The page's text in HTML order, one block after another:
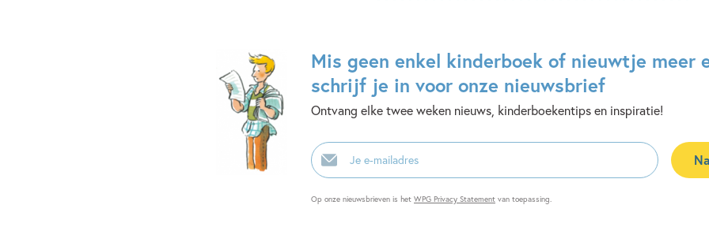
Mis geen enkel kinderboek of nieuwtje meer
schrijf je in voor onze nieuwsbrief
Ontvang elke twee weken nieuws, kinderboekentips en inspiratie!
E-
mailadres
Op onze nieuwsbrieven is het WPG Privacy Statement van toepassing.